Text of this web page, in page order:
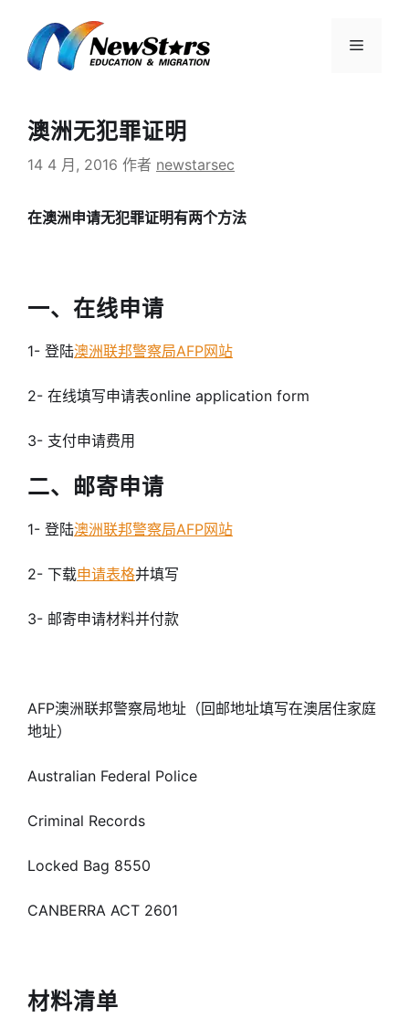
菜
澳洲无犯罪证明
14 4 月, 2016 作者 newstarsec
在澳洲申请无犯罪证明有两个方法
一、在线申请
1- 登陆澳洲联邦警察局AFP网站
2- 在线填写申请表online application form
3- 支付申请费用
二、邮寄申请
1- 登陆澳洲联邦警察局AFP网站
2- 下载申请表格并填写
3- 邮寄申请材料并付款
AFP澳洲联邦警察局地址（回邮地址填写在澳居住家庭
地址）
Australian Federal Police
Criminal Records
Locked Bag 8550
CANBERRA ACT 2601
材料清单